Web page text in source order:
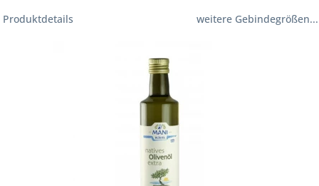
Produktdetails weitere Gebindegrößen...